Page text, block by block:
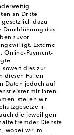
an Dritte
dazu
Durchführung des
zuvor
Externe
Online-Payment-
soweit dies zur
diesen Fällen
Daten jedoch auf
mit Ihren
stellen wir
in
die jeweiligen
fremder Dienste
wobei wir im